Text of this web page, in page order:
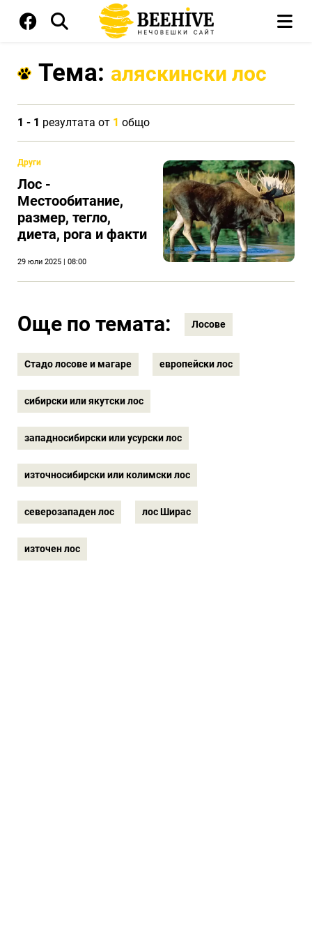
Тема: аляскински лос
1 - 1 резултата от 1 общо
Други
Лос -
Местообитание,
размер, тегло,
диета, рога и факти
29 юли 2025 | 08:00
Още по темата: Лосове
Стадо лосове и магаре европейски лос
сибирски или якутски лос
западносибирски или усурски лос
източносибирски или колимски лос
северозападен лос лос Ширас
източен лос